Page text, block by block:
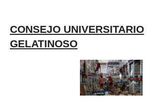
CONSEJO UNIVERSITARIO
GELATINOSO